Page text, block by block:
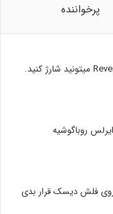
پرخواننده
سلام فقط به صورت Reverse charging میتونید شارژ کنید.
روباگوشیه
روی فلش دیسک قرار بدی